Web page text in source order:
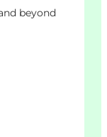
beyond